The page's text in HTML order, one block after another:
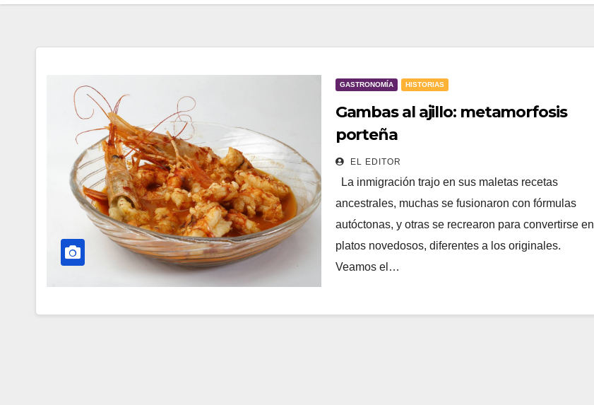
GASTRONOMÍA HISTORIAS
Gambas al ajillo: metamorfosis
porteña
EL EDITOR
La inmigración trajo en sus maletas recetas
ancestrales, muchas se fusionaron con fórmulas
autóctonas, y otras se recrearon para convertirse en
platos novedosos, diferentes a los originales.
Veamos el…